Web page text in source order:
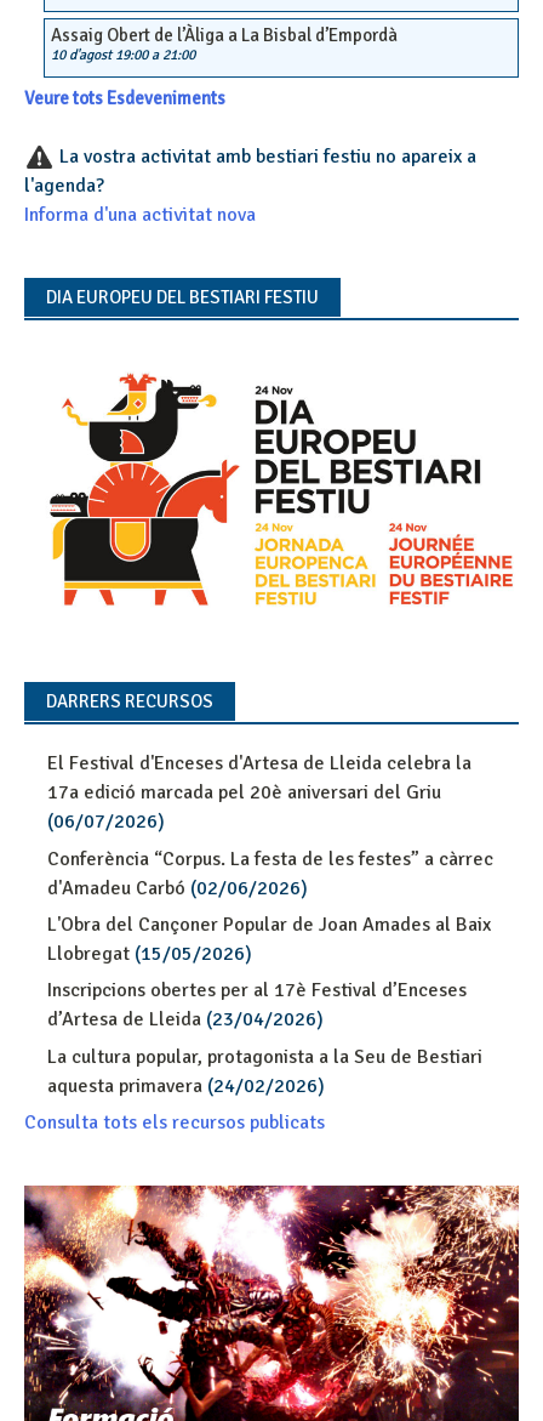
Assaig Obert de l’Àliga a La Bisbal d’Empordà
10 d'agost 19:00a 21:00
Veure tots Esdeveniments
La vostra activitat amb bestiari festiu no apareix a
l'agenda?
Informa d'una activitat nova
DIA EUROPEU DEL BESTIARI FESTIU
DARRERS RECURSOS
El Festival d'Enceses d'Artesa de Lleida celebra la
17a edició marcada pel 20è aniversari del Griu
(06/07/2026)
Conferència “Corpus. La festa de les festes” a càrrec
d'Amadeu Carbó (02/06/2026)
L'Obra del Cançoner Popular de Joan Amades al Baix
Llobregat (15/05/2026)
Inscripcions obertes per al 17è Festival d’Enceses
d’Artesa de Lleida (23/04/2026)
La cultura popular, protagonista a la Seu de Bestiari
aquesta primavera (24/02/2026)
Consulta tots els recursos publicats